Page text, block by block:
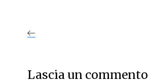
Lascia un commento